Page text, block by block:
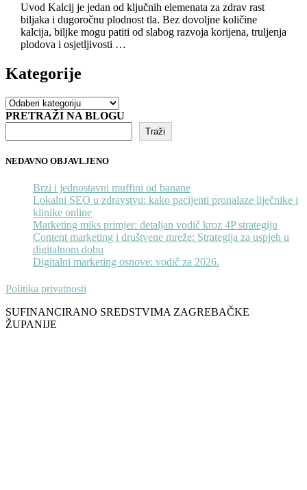
Uvod Kalcij je jedan od ključnih elemenata za zdrav rast
biljaka i dugoročnu plodnost tla. Bez dovoljne količine
kalcija, biljke mogu patiti od slabog razvoja korijena, truljenja
plodova i osjetljivosti …
Kategorije
Kategorije
PRETRAŽI NA BLOGU
Traži
NEDAVNO OBJAVLJENO
Brzi i jednostavni muffini od banane
Lokalni SEO u zdravstvu: kako pacijenti pronalaze liječnike i
klinike online
Marketing miks primjer: detaljan vodič kroz 4P strategiju
Content marketing i društvene mreže: Strategija za uspjeh u
digitalnom dobu
Digitalni marketing osnove: vodič za 2026.
Politika privatnosti
SUFINANCIRANO SREDSTVIMA ZAGREBAČKE
ŽUPANIJE